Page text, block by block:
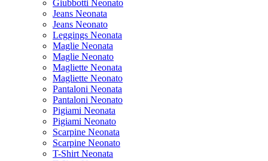
Giubbotti Neonato
Jeans Neonata
Jeans Neonato
Leggings Neonata
Maglie Neonata
Maglie Neonato
Magliette Neonata
Magliette Neonato
Pantaloni Neonata
Pantaloni Neonato
Pigiami Neonata
Pigiami Neonato
Scarpine Neonata
Scarpine Neonato
T-Shirt Neonata